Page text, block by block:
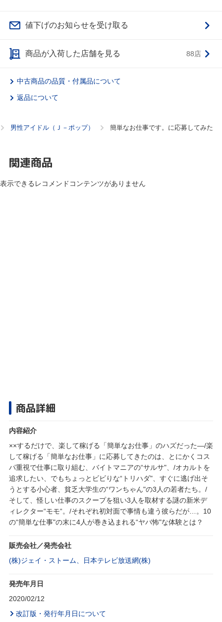
値下げのお知らせを受け取る
商品が入荷した店舗を見る 88店
中古商品の品質・付属品について
返品について
男性アイドル（Ｊ－ポップ） 簡単なお仕事です。に応募してみた
関連商品
表示できるレコメンドコンテンツがありません
商品詳細
内容紹介
××するだけで、楽して稼げる「簡単なお仕事」のハズだった―/楽
して稼げる「簡単なお仕事」に応募してきたのは、とにかくコス
パ重視で仕事に取り組む、バイトマニアの“サルサ"、/オカルトを
追求したい、でもちょっとビビりな“トリハダ"、すぐに逃げ出そ
うとする小心者、貧乏大学生の“ワンちゃん"の3人の若者たち。/
そして、怪しい仕事のスクープを狙い3人を取材する謎の新米デ
ィレクター“モモ“。/それぞれ初対面で事情も違う彼らだが…。10
の“簡単な仕事"の末に4人が巻き込まれる“ヤバ怖"な体験とは？
販売会社／発売会社
(株)ジェイ・ストーム、日本テレビ放送網(株)
発売年月日
2020/02/12
改訂版・発行年月日について